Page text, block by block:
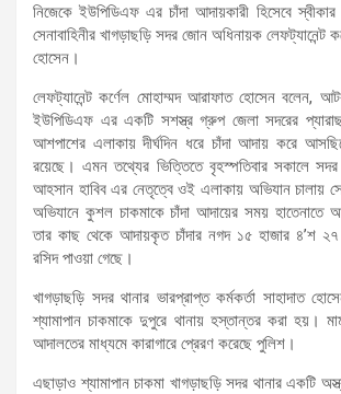
নিজেকে ইউপিডিএফ এর চাঁদা আদায়কারী হিসেবে
সেনাবাহিনীর খাগড়াছড়ি সদর জোন অধিনায়ক লেফট্যানেন্ট
হোসেন।
লেফট্যানেন্ট কর্ণেল মোহাম্মদ আরাফাত হোসেন বলেন,
ইউপিডিএফ এর একটি সশস্ত্র গ্রুপ জেলা সদরের
আশপাশের এলাকায় দীর্ঘদিন ধরে চাঁদা আদায় করে
রয়েছে। এমন তথ্যের ভিত্তিতে বৃহস্পতিবার সকালে
আহসান হাবিব এর নেতৃত্বে ওই এলাকায় অভিযান চালায়
অভিযানে কুশল চাকমাকে চাঁদা আদায়ের সময়
তার কাছ থেকে আদায়কৃত চাঁদার নগদ ১৫ হাজার ৪’শ ২৭
রসিদ পাওয়া গেছে।
খাগড়াছড়ি সদর থানার ভারপ্রাপ্ত কর্মকর্তা সাহাদাত
শ্যামাপান চাকমাকে দুপুরে থানায় হস্তান্তর করা হয়।
আদালতের মাধ্যমে কারাগারে প্রেরণ করেছে পুলিশ।
এছাড়াও শ্যামাপান চাকমা খাগড়াছড়ি সদর থানার একটি